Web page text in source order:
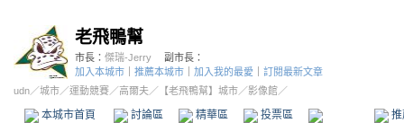
老飛鴨幫
市長： 傑瑞-Jerry
副市長：
加入本城市
推薦本城市 加入我的最愛
訂閱最新文章
udn／城市／運動競賽／高爾夫／ 【老飛鴨幫】城市／影像館／
本城市首頁 討論區 精華區 投票區 影像館